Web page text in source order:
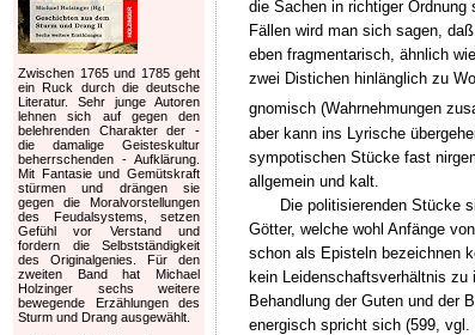
die Sachen in richtiger
Fällen wird man sich sagen,
eben fragmentarisch, ähnlich
zwei Distichen hinlänglich zu
gnomisch (Wahrnehmungen
aber kann ins Lyrische
sympotischen Stücke fast
allgemein und kalt.
Die politisierenden Stücke
Götter, welche wohl Anfänge
schon als Episteln bezeichnen
kein Leidenschaftsverhältnis
Behandlung der Guten und der
energisch spricht sich (599, vgl.
Zwischen 1765 und 1785 geht
ein Ruck durch die deutsche
Literatur. Sehr junge Autoren
lehnen sich auf gegen den
belehrenden Charakter der -
die damalige Geisteskultur
beherrschenden - Aufklärung.
Mit Fantasie und Gemütskraft
stürmen und drängen sie
gegen die Moralvorstellungen
des Feudalsystems, setzen
Gefühl vor Verstand und
fordern die Selbstständigkeit
des Originalgenies. Für den
zweiten Band hat Michael
Holzinger sechs weitere
bewegende Erzählungen des
Sturm und Drang ausgewählt.